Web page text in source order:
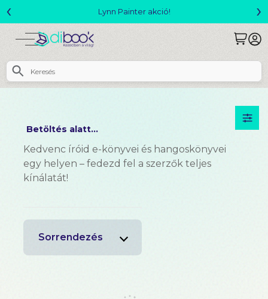
Lynn Painter akció!
‹ ›
Betöltés alatt...
Kedvenc íróid e-könyvei és hangoskönyvei
egy helyen – fedezd fel a szerzők teljes
kínálatát!
Sorrendezés